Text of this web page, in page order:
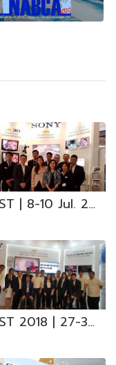
RCST | 8-10 Jul. 2017
RCST 2018 | 27-30 Jul. 2018